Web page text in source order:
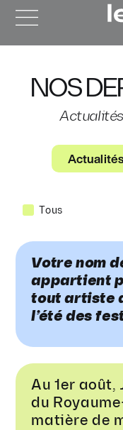
NOS
Tous
Votre nom
appartient
tout artiste
l’été des
Au 1er août,
du
matière de